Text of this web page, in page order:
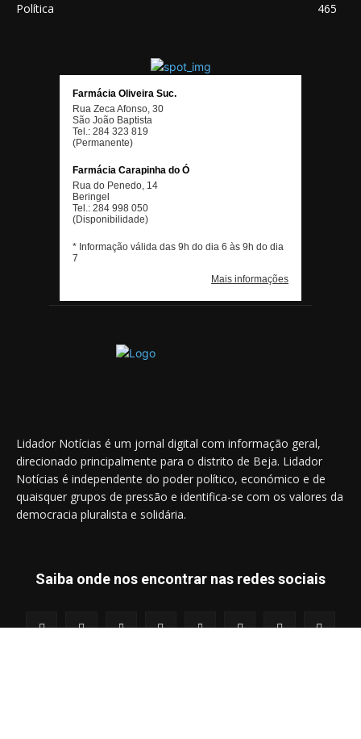
Política
465
Lidador Notícias é um jornal digital com informação geral,
direcionado principalmente para o distrito de Beja. Lidador
Notícias é independente do poder político, económico e de
quaisquer grupos de pressão e identifica-se com os valores da
democracia pluralista e solidária.
Saiba onde nos encontrar nas redes sociais